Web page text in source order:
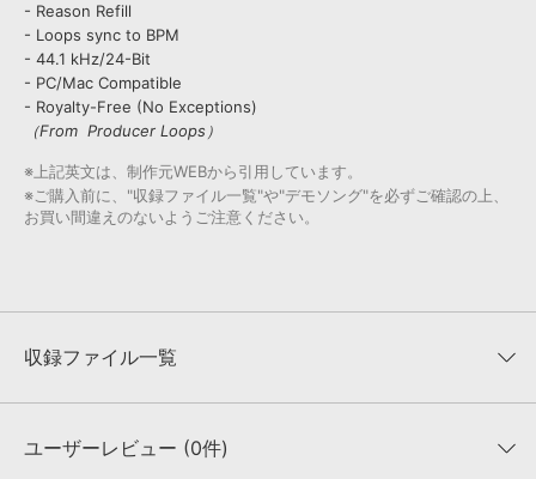
- Reason Refill
- Loops sync to BPM
- 44.1 kHz/24-Bit
- PC/Mac Compatible
- Royalty-Free (No Exceptions)
（From Producer Loops）
※上記英文は、制作元WEBから引用しています。
※ご購入前に、"収録ファイル一覧"や"デモソング"を必ずご確認の上、
お買い間違えのないようご注意ください。
収録ファイル一覧
収録ファイル一覧
ユーザーレビュー (0件)